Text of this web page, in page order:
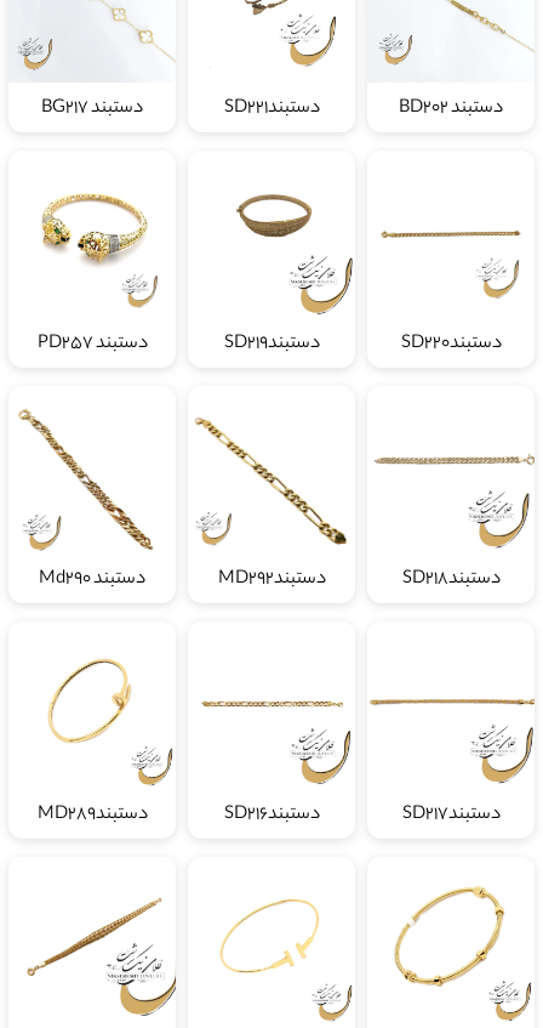
دستبند BD202 دستبندSD221 دستبند BG217
دستبندSD220 دستبندSD219 دستبند PD257
دستبندSD218 دستبندMD292 دستبند Md290
دستبندSD217 دستبندSD216 دستبندMD289